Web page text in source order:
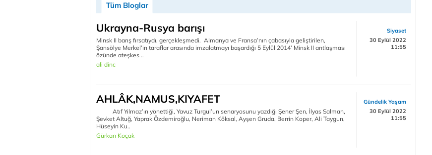
Tüm Bloglar
Ukrayna-Rusya barışı
Minsk II barış fırsatıydı, gerçekleşmedi. Almanya ve Fransa’nın çabasıyla geliştirilen,
Şansölye Merkel’in taraflar arasında imzalatmayı başardığı 5 Eylül 2014’ Minsk II antlaşması
özünde ateşkes ..
ali dinc
Siyaset
30 Eylül 2022
11:55
AHLÂK,NAMUS,KIYAFET
Atıf Yılmaz’ın yönettiği, Yavuz Turgul’un senaryosunu yazdığı Şener Şen, İlyas Salman,
Şevket Altuğ, Yaprak Özdemiroğlu, Neriman Köksal, Ayşen Gruda, Berrin Koper, Ali Taygun,
Hüseyin Ku..
Gürkan Koçak
Gündelik Yaşam
30 Eylül 2022
11:55